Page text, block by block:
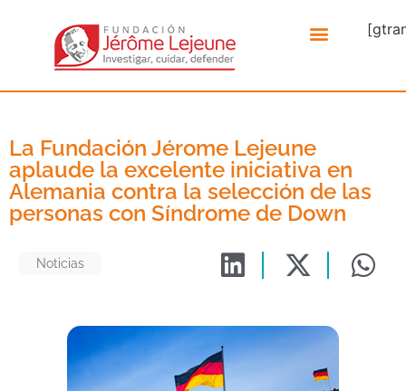
La Fundación Jérome Lejeune
aplaude la excelente iniciativa en
Alemania contra la selección de las
personas con Síndrome de Down
Noticias